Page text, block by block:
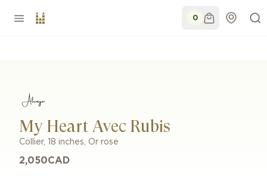
0
My Heart Avec Rubis
Collier, 18 inches, Or rose
2,050CAD